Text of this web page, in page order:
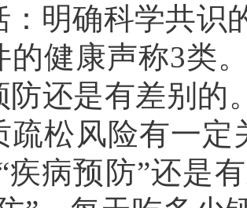
：明确科学共识
的健康声称3类
防还是有差别的
疏松风险有一定
疾病预防”还是